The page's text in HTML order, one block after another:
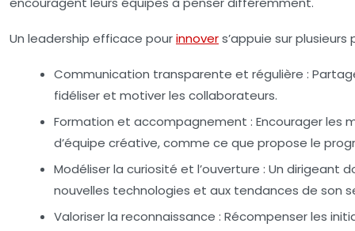
Un leadership efficace pourinnovers’appuie sur plusieurs
Communication transparente et régulière :
fidéliser et motiver les collaborateurs.
Formation et accompagnement : Encourager les
d’équipe créative, comme ce que propose le
Modéliser la curiosité et l’ouverture : Un dirigeant
nouvelles technologies et aux tendances de son
Valoriser la reconnaissance : Récompenser les